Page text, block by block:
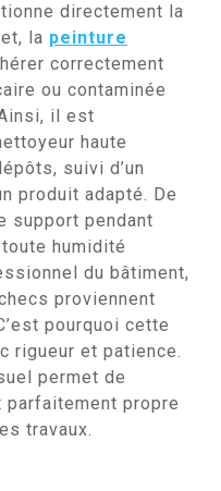
directement la
la peinture
correctement
ou contaminée
il est
haute
suivi d’un
produit adapté. De
support pendant
humidité
du bâtiment,
proviennent
pourquoi cette
rigueur et patience.
permet de
parfaitement propre
travaux.